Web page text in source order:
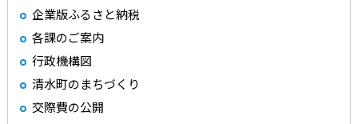
企業版ふるさと納税
各課のご案内
行政機構図
清水町のまちづくり
交際費の公開